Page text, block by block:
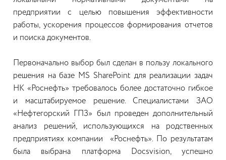
предприятии с целью повышения эффективности
работы, ускорения процессов формирования отчетов
и поиска документов.
Первоначально выбор был сделан в пользу локального
решения на базе MS SharePoint для реализации задач
НК «Роснефть» требовалось более достаточно гибкое
и масштабируемое решение. Специалистами ЗАО
«Нефтегорский ГПЗ» был проведен дополнительный
анализ решений, использующихся на родственных
предприятиях компании «Роснефть». По результатам
была выбрана платформа Docsvision, успешно